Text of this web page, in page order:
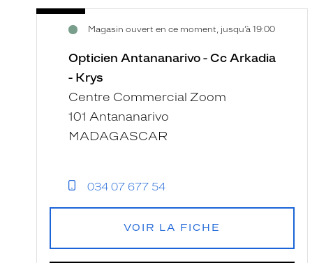
Opticien
Antananarivo
Arkadia
Magasin ouvert en ce moment, jusqu’à 19:00
Voir
Opticien Antananarivo - Cc Arkadia
- Krys
Centre Commercial Zoom
101 Antananarivo
MADAGASCAR
034 07 677 54
VOIR LA FICHE